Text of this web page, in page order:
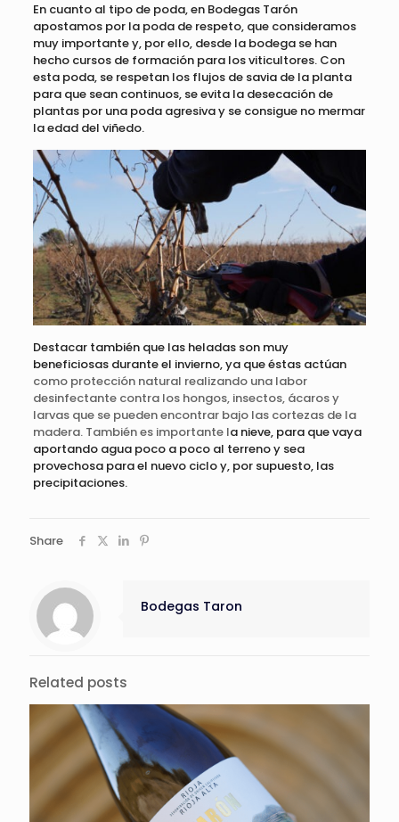
En cuanto al tipo de poda, en Bodegas Tarón
apostamos por la poda de respeto, que consideramos
muy importante y, por ello, desde la bodega se han
hecho cursos de formación para los viticultores. Con
esta poda, se respetan los flujos de savia de la planta
para que sean continuos, se evita la desecación de
plantas por una poda agresiva y se consigue no mermar
la edad del viñedo.
Destacar también que las heladas son muy
beneficiosas durante el invierno, ya que éstas actúan
como protección natural realizando una labor
desinfectante contra los hongos, insectos, ácaros y
larvas que se pueden encontrar bajo las cortezas de la
madera. También es importante la nieve, para que vaya
aportando agua poco a poco al terreno y sea
provechosa para el nuevo ciclo y, por supuesto, las
precipitaciones.
Share
Bodegas Taron
Related posts